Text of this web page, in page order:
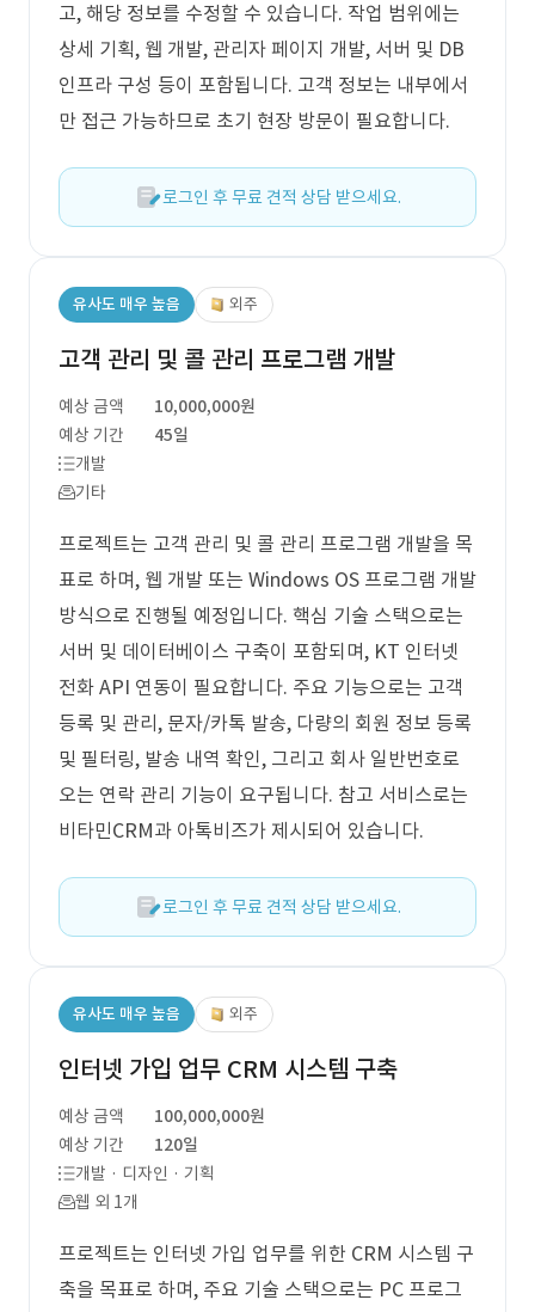
고, 해당 정보를 수정할 수 있습니다. 작업 범위에는
상세 기획, 웹 개발, 관리자 페이지 개발, 서버 및 DB
인프라 구성 등이 포함됩니다. 고객 정보는 내부에서
만 접근 가능하므로 초기 현장 방문이 필요합니다.
로그인 후 무료 견적 상담 받으세요.
유사도 매우 높음 외주
고객 관리 및 콜 관리 프로그램 개발
예상 금액
10,000,000원
예상 기간
45일
개발
기타
프로젝트는 고객 관리 및 콜 관리 프로그램 개발을 목
표로 하며, 웹 개발 또는 Windows OS 프로그램 개발
방식으로 진행될 예정입니다. 핵심 기술 스택으로는
서버 및 데이터베이스 구축이 포함되며, KT 인터넷
전화 API 연동이 필요합니다. 주요 기능으로는 고객
등록 및 관리, 문자/카톡 발송, 다량의 회원 정보 등록
및 필터링, 발송 내역 확인, 그리고 회사 일반번호로
오는 연락 관리 기능이 요구됩니다. 참고 서비스로는
비타민CRM과 아톡비즈가 제시되어 있습니다.
로그인 후 무료 견적 상담 받으세요.
유사도 매우 높음 외주
인터넷 가입 업무 CRM 시스템 구축
예상 금액
100,000,000원
예상 기간
120일
개발 · 디자인 · 기획
웹 외 1개
프로젝트는 인터넷 가입 업무를 위한 CRM 시스템 구
축을 목표로 하며, 주요 기술 스택으로는 PC 프로그